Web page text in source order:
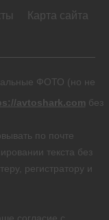
Карта сайта
ФОТО (но не
avtoshark.com без
по почте
текста без
регистратору и
согласие с